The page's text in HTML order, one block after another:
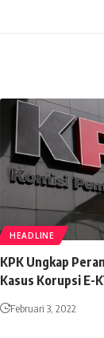
HEADLINE
KPK Ungkap
Kasus Korupsi E-
Februari 3, 2022